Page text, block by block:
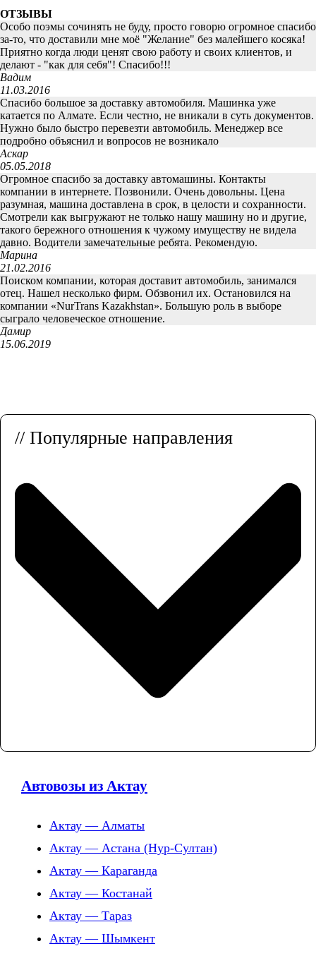
ОТЗЫВЫ
Особо поэмы сочинять не буду, просто говорю огромное спасибо
за-то, что доставили мне моё "Желание" без малейшего косяка!
Приятно когда люди ценят свою работу и своих клиентов, и
делают - "как для себя"! Спасибо!!!
Вадим
11.03.2016
Спасибо большое за доставку автомобиля. Машинка уже
катается по Алмате. Если честно, не вникали в суть документов.
Нужно было быстро перевезти автомобиль. Менеджер все
подробно объяснил и вопросов не возникало
Аскар
05.05.2018
Огромное спасибо за доставку автомашины. Контакты
компании в интернете. Позвонили. Очень довольны. Цена
разумная, машина доставлена в срок, в целости и сохранности.
Смотрели как выгружают не только нашу машину но и другие,
такого бережного отношения к чужому имуществу не видела
давно. Водители замечательные ребята. Рекомендую.
Марина
21.02.2016
Поиском компании, которая доставит автомобиль, занимался
отец. Нашел несколько фирм. Обзвонил их. Остановился на
компании «NurTrans Kazakhstan». Большую роль в выборе
сыграло человеческое отношение.
Дамир
15.06.2019
// Популярные направления
Автовозы из Актау
Актау — Алматы
Актау — Астана (Нур-Султан)
Актау — Караганда
Актау — Костанай
Актау — Тараз
Актау — Шымкент